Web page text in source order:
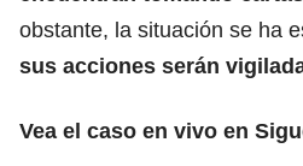
obstante, la situación se ha
sus acciones serán
Vea el caso en vivo en